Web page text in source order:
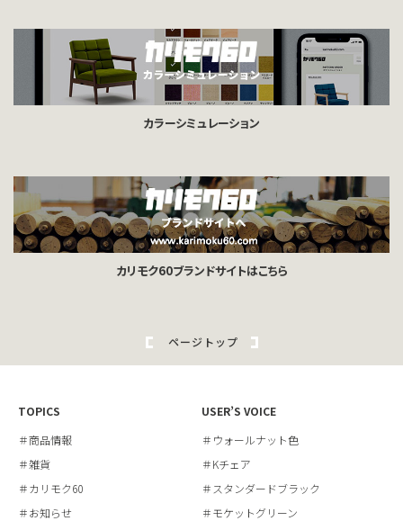
カラーシミュレーション
カリモク60ブランドサイトはこちら
ページトップ
TOPICS
＃商品情報
＃雑貨
＃カリモク60
＃お知らせ
USER’S VOICE
＃ウォールナット色
＃Kチェア
＃スタンダードブラック
＃モケットグリーン